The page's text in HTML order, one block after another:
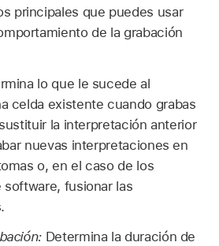
principales que puedes usar
de la grabación
lo que le sucede al
celda existente cuando grabas
la interpretación anterior
nuevas interpretaciones en
o, en el caso de los
fusionar las
Determina la duración de